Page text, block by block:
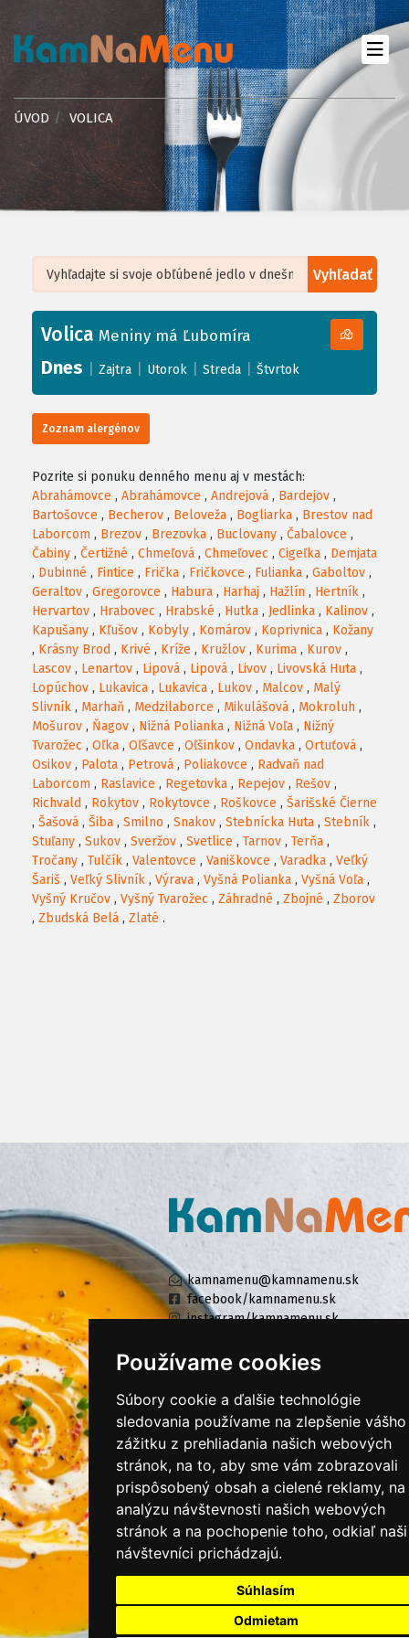
Používame cookies
Súbory cookie a ďalšie technológie
sledovania používame na zlepšenie vášho
zážitku z prehliadania našich webových
stránok, na to, aby sme vám zobrazovali
prispôsobený obsah a cielené reklamy, na
analýzu návštevnosti našich webových
stránok a na pochopenie toho, odkiaľ naši
návštevníci prichádzajú.
Súhlasím
Odmietam
ÚVOD VOLICA
Vyhľadať
+
−
Leaflet| ©OpenStreetMap, Tiles courtesy ofHumanitarian OpenStreetMap
Volica Meniny má Ľubomíra
Dnes Zajtra Utorok Streda Štvrtok
Zoznam alergénov
Pozrite si ponuku denného menu aj v mestách:
Abrahámovce , Abrahámovce , Andrejová , Bardejov ,
Bartošovce , Becherov , Beloveža , Bogliarka , Brestov nad
Laborcom , Brezov , Brezovka , Buclovany , Čabalovce ,
Čabiny , Čertižné , Chmeľová , Chmeľovec , Cigeľka , Demjata
, Dubinné , Fintice , Frička , Fričkovce , Fulianka , Gaboltov ,
Geraltov , Gregorovce , Habura , Harhaj , Hažlín , Hertník ,
Hervartov , Hrabovec , Hrabské , Hutka , Jedlinka , Kalinov ,
Kapušany , Kľušov , Kobyly , Komárov , Koprivnica , Kožany
, Krásny Brod , Krivé , Kríže , Kružlov , Kurima , Kurov ,
Lascov , Lenartov , Lipová , Lipová , Livov , Livovská Huta ,
Lopúchov , Lukavica , Lukavica , Lukov , Malcov , Malý
Slivník , Marhaň , Medzilaborce , Mikulášová , Mokroluh ,
Mošurov , Ňagov , Nižná Polianka , Nižná Voľa , Nižný
Tvarožec , Oľka , Oľšavce , Oľšinkov , Ondavka , Ortuťová ,
Osikov , Palota , Petrová , Poliakovce , Radvaň nad
Laborcom , Raslavice , Regetovka , Repejov , Rešov ,
Richvald , Rokytov , Rokytovce , Roškovce , Šarišské Čierne
, Šašová , Šiba , Smilno , Snakov , Stebnícka Huta , Stebník ,
Stuľany , Sukov , Sveržov , Svetlice , Tarnov , Terňa ,
Tročany , Tulčík , Valentovce , Vaniškovce , Varadka , Veľký
Šariš , Veľký Slivník , Výrava , Vyšná Polianka , Vyšná Voľa ,
Vyšný Kručov , Vyšný Tvarožec , Záhradné , Zbojné , Zborov
, Zbudská Belá , Zlaté .
kamnamenu@kamnamenu.sk
facebook/kamnamenu.sk
instagram/kamnamenu.sk
PRIHLÁSIŤ SA DO ZÁKAZNÍCKEJ ZÓNY
Všeobecné obchodné podmienky
Ochrana osobných údajov
Cookies
Moje KamNaMenu
Pridať reštauráciu